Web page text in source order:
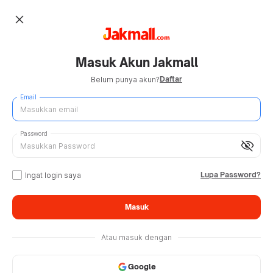
close
Masuk Akun Jakmall
Belum punya akun?Daftar
Email
visibility_off
Password
Ingat login saya Lupa Password?
Masuk
Atau masuk dengan
Google